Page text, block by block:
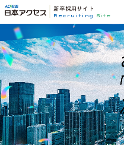
新卒採用サイト
Recruiting Site